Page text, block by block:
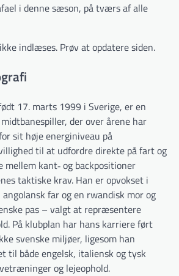
i denne sæson, på tværs af alle
indlæses. Prøv at opdatere siden.
17. marts 1999 i Sverige, er en
der over årene har
sit høje energiniveau på
til at udfordre direkte på fart og
kant‐ og backpositioner
taktiske krav. Han er opvokset i
angolansk far og en rwandisk mor og
pas – valgt at repræsentere
På klubplan har hans karriere ført
svenske miljøer, ligesom han
til både engelsk, italiensk og tysk
og lejeophold.